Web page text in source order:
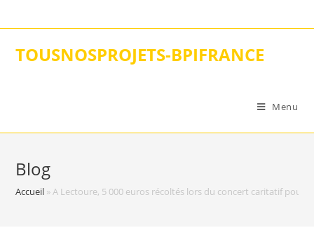
to
TOUSNOSPROJETS-BPIFRANCE
Menu
Blog
Accueil »A Lectoure, 5 000 euros récoltés lors du concert caritatif pour